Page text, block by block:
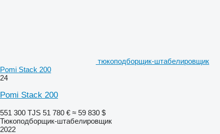
тюкоподборщик-штабелировщик
Pomi Stack 200
24
Pomi Stack 200
551 300 TJS 51 780 € ≈ 59 830 $
Тюкоподборщик-штабелировщик
2022